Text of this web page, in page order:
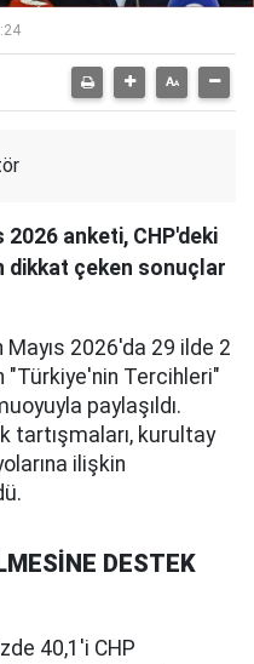
2026 anketi, CHP'deki
dikkat çeken sonuçlar
Mayıs 2026'da 29 ilde 2
Tercihleri"
paylaşıldı.
tartışmaları, kurultay
ilişkin
DESTEK
40,1'i CHP